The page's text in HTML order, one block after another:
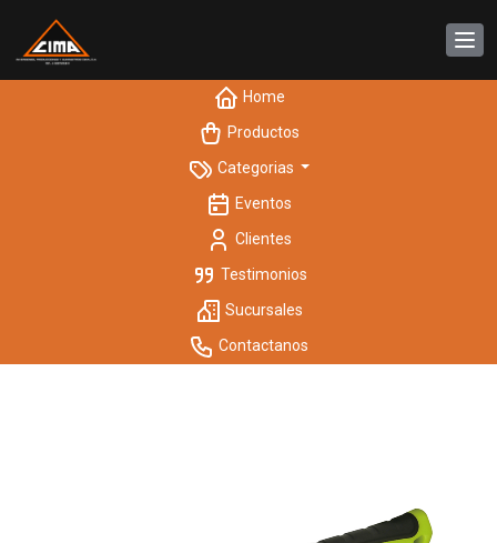
Home
Productos
Categorias
Eventos
Clientes
Testimonios
Sucursales
Contactanos